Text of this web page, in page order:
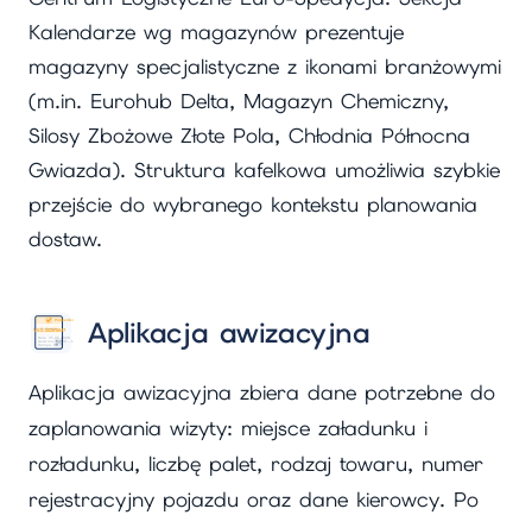
Kalendarze wg magazynów prezentuje
magazyny specjalistyczne z ikonami branżowymi
(m.in. Eurohub Delta, Magazyn Chemiczny,
Silosy Zbożowe Złote Pola, Chłodnia Północna
Gwiazda). Struktura kafelkowa umożliwia szybkie
przejście do wybranego kontekstu planowania
dostaw.
Aplikacja awizacyjna
Aplikacja awizacyjna zbiera dane potrzebne do
zaplanowania wizyty: miejsce załadunku i
rozładunku, liczbę palet, rodzaj towaru, numer
rejestracyjny pojazdu oraz dane kierowcy. Po